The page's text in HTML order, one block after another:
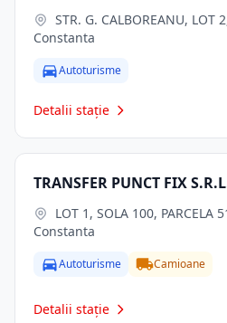
Constanta
Autoturisme
Detalii stație
TRANSFER PUNCT FIX
Constanta
Autoturisme Camioane
Detalii stație